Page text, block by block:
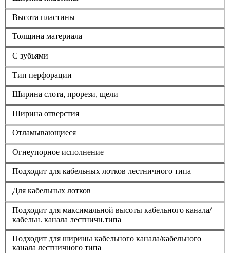
Высота пластины
Толщина материала
С зубьями
Тип перфорации
Ширина слота, прорези, щели
Ширина отверстия
Отламывающиеся
Огнеупорное исполнение
Подходит для кабельных лотков лестничного типа
Для кабельных лотков
Подходит для максимальной высоты кабельного канала/
кабельн. канала лестничн.типа
Подходит для ширины кабельного канала/кабельного
канала лестничного типа